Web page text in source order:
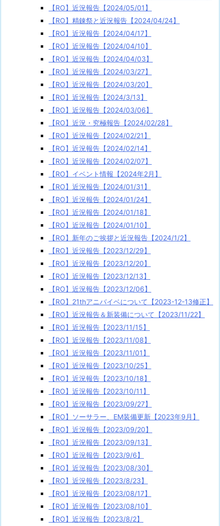
【RO】近況報告【2024/05/01】
【RO】精錬祭と近況報告【2024/04/24】
【RO】近況報告【2024/04/17】
【RO】近況報告【2024/04/10】
【RO】近況報告【2024/04/03】
【RO】近況報告【2024/03/27】
【RO】近況報告【2024/03/20】
【RO】近況報告【2024/3/13】
【RO】近況報告【2024/03/06】
【RO】近況・究極報告【2024/02/28】
【RO】近況報告【2024/02/21】
【RO】近況報告【2024/02/14】
【RO】近況報告【2024/02/07】
【RO】イベント情報【2024年2月】
【RO】近況報告【2024/01/31】
【RO】近況報告【2024/01/24】
【RO】近況報告【2024/01/18】
【RO】近況報告【2024/01/10】
【RO】新年のご挨拶と近況報告【2024/1/2】
【RO】近況報告【2023/12/29】
【RO】近況報告【2023/12/20】
【RO】近況報告【2023/12/13】
【RO】近況報告【2023/12/06】
【RO】21thアニバイベについて【2023-12-13修正】
【RO】近況報告＆新装備について【2023/11/22】
【RO】近況報告【2023/11/15】
【RO】近況報告【2023/11/08】
【RO】近況報告【2023/11/01】
【RO】近況報告【2023/10/25】
【RO】近況報告【2023/10/18】
【RO】近況報告【2023/10/11】
【RO】近況報告【2023/09/27】
【RO】ソーサラー、EM装備更新【2023年9月】
【RO】近況報告【2023/09/20】
【RO】近況報告【2023/09/13】
【RO】近況報告【2023/9/6】
【RO】近況報告【2023/08/30】
【RO】近況報告【2023/8/23】
【RO】近況報告【2023/08/17】
【RO】近況報告【2023/08/10】
【RO】近況報告【2023/8/2】